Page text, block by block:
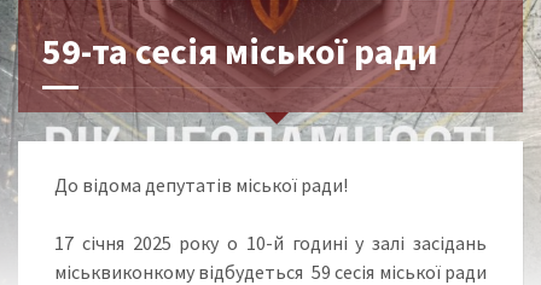
59-та сесія міської ради
До відома депутатів міської ради!
17 січня 2025 року о 10-й годині у залі засідань
міськвиконкому відбудеться 59 сесія міської ради